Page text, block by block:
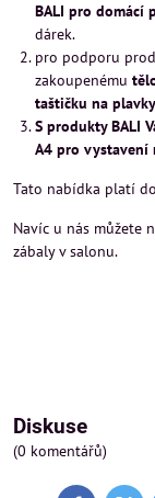
BALI pro domácí
dárek.
pro podporu
zakoupenému
taštičku na
S produkty BALI
A4 pro vystavení
Tato nabídka platí
Navíc u nás
zábaly v salonu.
Diskuse
(0 komentářů)